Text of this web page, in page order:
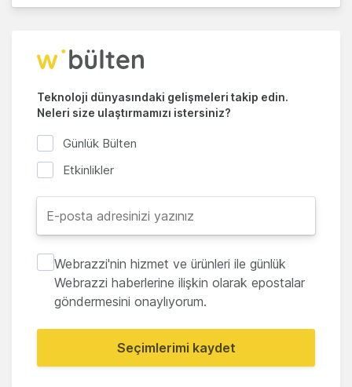
Teknoloji dünyasındaki gelişmeleri takip edin.
Neleri size ulaştırmamızı istersiniz?
Günlük Bülten
Etkinlikler
Webrazzi'nin hizmet ve ürünleri ile günlük
Webrazzi haberlerine ilişkin olarak epostalar
göndermesini onaylıyorum.
Seçimlerimi kaydet